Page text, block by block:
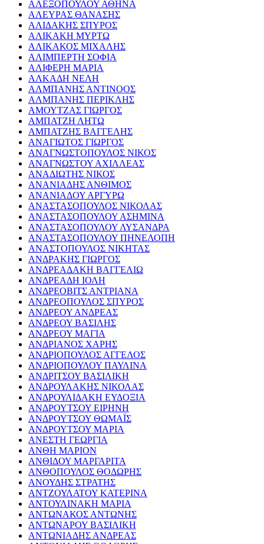
ΑΛΕΞΟΠΟΥΛΟΥ ΑΘΗΝΑ
ΑΛΕΥΡΑΣ ΘΑΝΑΣΗΣ
ΑΛΙΔΑΚΗΣ ΣΠΥΡΟΣ
ΑΛΙΚΑΚΗ ΜΥΡΤΩ
ΑΛΙΚΑΚΟΣ ΜΙΧΑΛΗΣ
ΑΛΙΜΠΕΡΤΗ ΣΟΦΙΑ
ΑΛΙΦΕΡΗ ΜΑΡΙΑ
ΑΛΚΑΔΗ ΝΕΛΗ
ΑΛΜΠΑΝΗΣ ΑΝΤΙΝΟΟΣ
ΑΛΜΠΑΝΗΣ ΠΕΡΙΚΛΗΣ
ΑΜΟΥΤΖΑΣ ΓΙΩΡΓΟΣ
ΑΜΠΑΤΖΗ ΛΗΤΩ
ΑΜΠΑΤΖΗΣ ΒΑΓΓΕΛΗΣ
ΑΝΑΓΙΩΤΟΣ ΓΙΩΡΓΟΣ
ΑΝΑΓΝΩΣΤΟΠΟΥΛΟΣ ΝΙΚΟΣ
ΑΝΑΓΝΩΣΤΟΥ ΑΧΙΛΛΕΑΣ
ΑΝΑΔΙΩΤΗΣ ΝΙΚΟΣ
ΑΝΑΝΙΑΔΗΣ ΑΝΘΙΜΟΣ
ΑΝΑΝΙΑΔΟΥ ΑΡΓΥΡΩ
ΑΝΑΣΤΑΣΟΠΟΥΛΟΣ ΝΙΚΟΛΑΣ
ΑΝΑΣΤΑΣΟΠΟΥΛΟΥ ΑΣΗΜΙΝΑ
ΑΝΑΣΤΑΣΟΠΟΥΛΟΥ ΛΥΣΑΝΔΡΑ
ΑΝΑΣΤΑΣΟΠΟΥΛΟΥ ΠΗΝΕΛΟΠΗ
ΑΝΑΣΤΟΠΟΥΛΟΣ ΝΙΚΗΤΑΣ
ΑΝΔΡΑΚΗΣ ΓΙΩΡΓΟΣ
ΑΝΔΡΕΑΔΑΚΗ ΒΑΓΓΕΛΙΩ
ΑΝΔΡΕΑΔΗ ΙΟΛΗ
ΑΝΔΡΕΟΒΙΤΣ ΑΝΤΡΙΑΝΑ
ΑΝΔΡΕΟΠΟΥΛΟΣ ΣΠΥΡΟΣ
ΑΝΔΡΕΟΥ ΑΝΔΡΕΑΣ
ΑΝΔΡΕΟΥ ΒΑΣΙΛΗΣ
ΑΝΔΡΕΟΥ ΜΑΓΙΑ
ΑΝΔΡΙΑΝΟΣ ΧΑΡΗΣ
ΑΝΔΡΙΟΠΟΥΛΟΣ ΑΓΓΕΛΟΣ
ΑΝΔΡΙΟΠΟΥΛΟΥ ΠΑΥΛΙΝΑ
ΑΝΔΡΙΤΣΟΥ ΒΑΣΙΛΙΚΗ
ΑΝΔΡΟΥΛΑΚΗΣ ΝΙΚΟΛΑΣ
ΑΝΔΡΟΥΛΙΔΑΚΗ ΕΥΔΟΞΙΑ
ΑΝΔΡΟΥΤΣΟΥ ΕΙΡΗΝΗ
ΑΝΔΡΟΥΤΣΟΥ ΘΩΜΑΪΣ
ΑΝΔΡΟΥΤΣΟΥ ΜΑΡΙΑ
ΑΝΕΣΤΗ ΓΕΩΡΓΙΑ
ΑΝΘΗ ΜΑΡΙΟΝ
ΑΝΘΙΔΟΥ ΜΑΡΓΑΡΙΤΑ
ΑΝΘΟΠΟΥΛΟΣ ΘΟΔΩΡΗΣ
ΑΝΟΥΔΗΣ ΣΤΡΑΤΗΣ
ΑΝΤΖΟΥΛΑΤΟΥ ΚΑΤΕΡΙΝΑ
ΑΝΤΟΥΛΙΝΑΚΗ ΜΑΡΙΑ
ΑΝΤΩΝΑΚΟΣ ΑΝΤΩΝΗΣ
ΑΝΤΩΝΑΡΟΥ ΒΑΣΙΛΙΚΗ
ΑΝΤΩΝΙΑΔΗΣ ΑΝΔΡΕΑΣ